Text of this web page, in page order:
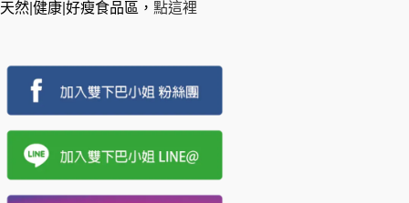
天然|健康|好瘦食品區， 點這裡